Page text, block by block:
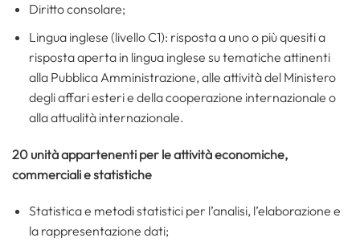
Diritto consolare;
Lingua inglese (livello C1): risposta a uno o più quesiti a
risposta aperta in lingua inglese su tematiche attinenti
alla Pubblica Amministrazione, alle attività del Ministero
degli affari esteri e della cooperazione internazionale o
alla attualità internazionale.
20 unità appartenenti per le attività economiche,
commerciali e statistiche
Statistica e metodi statistici per l’analisi, l’elaborazione e
la rappresentazione dati;